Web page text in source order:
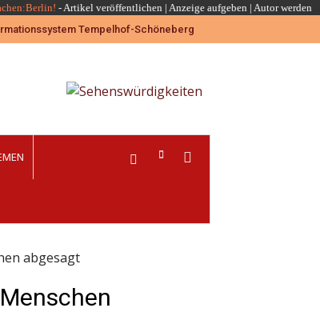
-Artikel veröffentlichen | Anzeige aufgeben | Autor werden
abgesagt